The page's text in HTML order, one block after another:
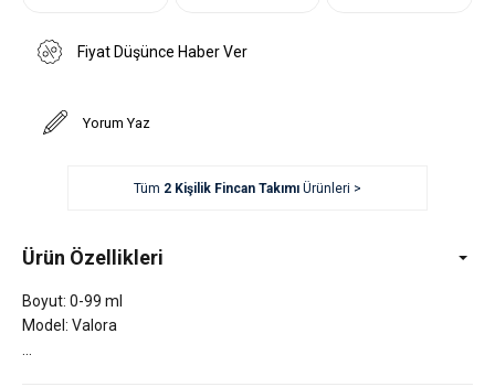
Fiyat Düşünce Haber Ver
Yorum Yaz
Tüm 2 Kişilik Fincan TakımıÜrünleri >
Ürün Özellikleri
Boyut: 0-99 ml
Model: Valora